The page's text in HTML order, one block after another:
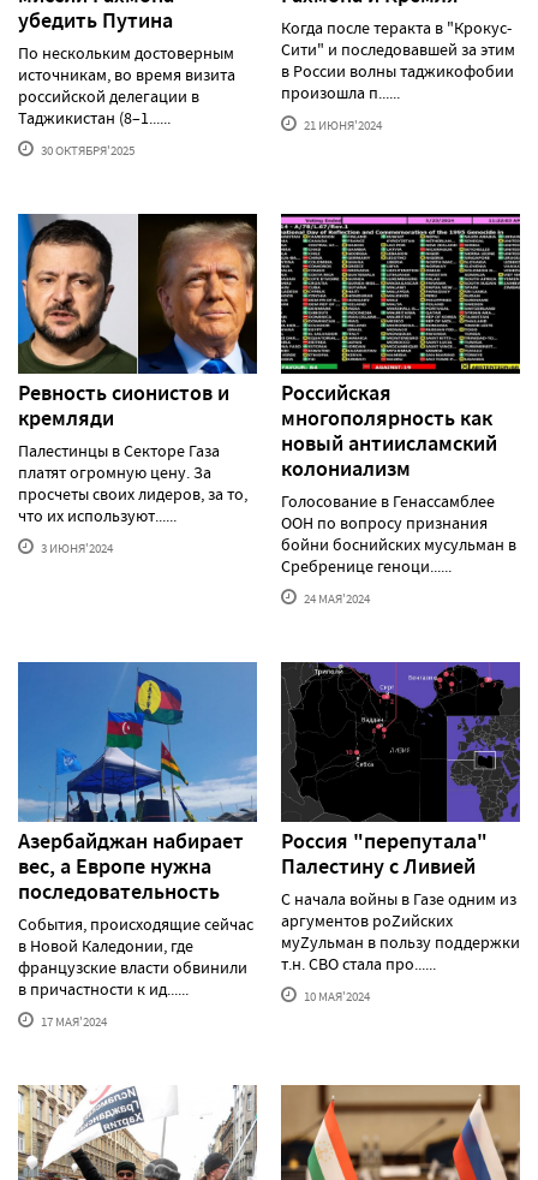
убедить Путина
По нескольким достоверным
источникам, во время визита
российской делегации в
Таджикистан (8–1......
30 ОКТЯБРЯ'2025
Когда после теракта в "Крокус-
Сити" и последовавшей за этим
в России волны таджикофобии
произошла п......
21 ИЮНЯ'2024
Ревность сионистов и
кремляди
Палестинцы в Секторе Газа
платят огромную цену. За
просчеты своих лидеров, за то,
что их используют......
3 ИЮНЯ'2024
Российская
многополярность как
новый антиисламский
колониализм
Голосование в Генассамблее
ООН по вопросу признания
бойни боснийских мусульман в
Сребренице геноци......
24 МАЯ'2024
Азербайджан набирает
вес, а Европе нужна
последовательность
События, происходящие сейчас
в Новой Каледонии, где
французские власти обвинили
в причастности к ид......
17 МАЯ'2024
Россия "перепутала"
Палестину с Ливией
С начала войны в Газе одним из
аргументов роZийских
муZульман в пользу поддержки
т.н. СВО стала про......
10 МАЯ'2024